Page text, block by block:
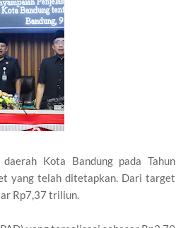
Kota Bandung pada Tahun
yang telah ditetapkan. Dari target
Rp7,37 triliun.